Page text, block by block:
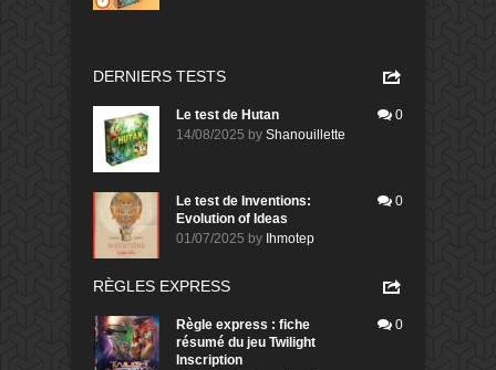
DERNIERS TESTS
Le test de Hutan
14/08/2025 by Shanouillette
0
Le test de Inventions:
Evolution of Ideas
01/07/2025 by Ihmotep
0
RÈGLES EXPRESS
Règle express : fiche
résumé du jeu Twilight
Inscription
0